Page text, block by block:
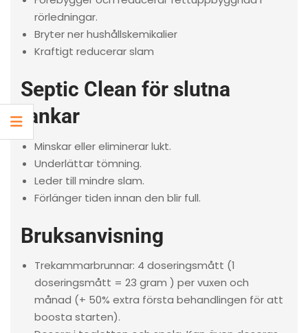
rörledningar.
Bryter ner hushållskemikalier
Kraftigt reducerar slam
Septic Clean för slutna
tankar
Minskar eller eliminerar lukt.
Underlättar tömning.
Leder till mindre slam.
Förlänger tiden innan den blir full.
Bruksanvisning
Trekammarbrunnar: 4 doseringsmått (1
doseringsmått = 23 gram ) per vuxen och
månad (+ 50% extra första behandlingen för att
boosta starten).